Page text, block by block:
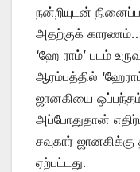
நன்றியுடன்
அதற்குக்
‘ஹே ராம்’ படம்
ஆரம்பத்தில்
ஜானகியை
அப்போதுதான்
சவுகார்
ஏற்பட்டது.